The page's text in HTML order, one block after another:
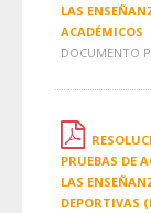
LAS
ACADÉMICOS
DOCUMENTO
PRUEBAS DE
LAS
DEPORTIVAS